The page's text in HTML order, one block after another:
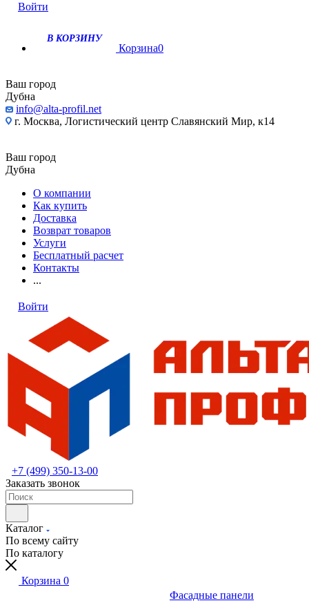
Войти
В КОРЗИНУ
Корзина0
Ваш город
Дубна
info@alta-profil.net
г. Москва, Логистический центр Славянский Мир, к14
Ваш город
Дубна
О компании
Как купить
Доставка
Возврат товаров
Услуги
Бесплатный расчет
Контакты
...
Войти
+7 (499) 350-13-00
Заказать звонок
Каталог
По всему сайту
По каталогу
Корзина 0
Фасадные панели